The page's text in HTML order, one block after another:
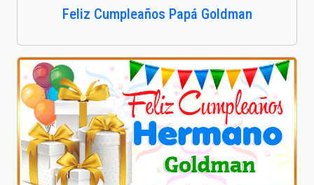
Feliz Cumpleaños Papá Goldman